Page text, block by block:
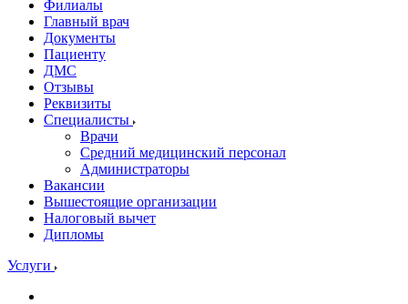
Филиалы
Главный врач
Документы
Пациенту
ДМС
Отзывы
Реквизиты
Специалисты
Врачи
Средний медицинский персонал
Администраторы
Вакансии
Вышестоящие организации
Налоговый вычет
Дипломы
Услуги